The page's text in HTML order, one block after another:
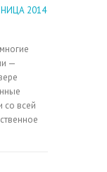
—
со всей